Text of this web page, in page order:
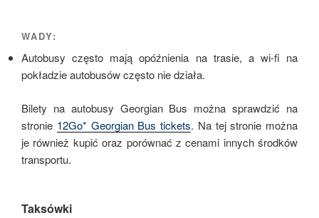
WADY:
Autobusy często mają opóźnienia na trasie, a wi-fi na
pokładzie autobusów często nie działa.
Bilety na autobusy Georgian Bus można sprawdzić na
stronie 12Go* Georgian Bus tickets. Na tej stronie można
je również kupić oraz porównać z cenami innych środków
transportu.
Taksówki